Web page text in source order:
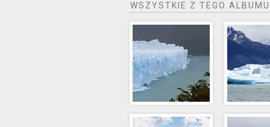
WSZYSTKIE Z TEGO ALBUMU